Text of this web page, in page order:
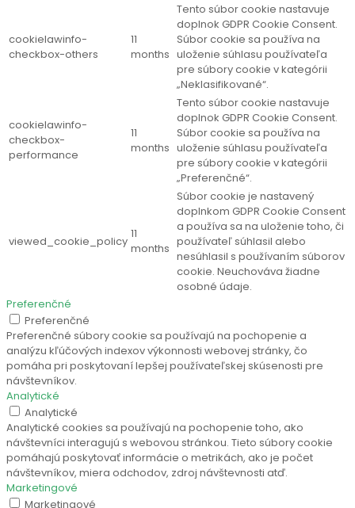
cookielawinfo-
checkbox-others
11
months
Tento súbor cookie nastavuje
doplnok GDPR Cookie Consent.
Súbor cookie sa používa na
uloženie súhlasu používateľa
pre súbory cookie v kategórii
„Neklasifikované“.
cookielawinfo-
checkbox-
performance
11
months
Tento súbor cookie nastavuje
doplnok GDPR Cookie Consent.
Súbor cookie sa používa na
uloženie súhlasu používateľa
pre súbory cookie v kategórii
„Preferenčné“.
viewed_cookie_policy
11
months
Súbor cookie je nastavený
doplnkom GDPR Cookie Consent
a používa sa na uloženie toho, či
používateľ súhlasil alebo
nesúhlasil s používaním súborov
cookie. Neuchováva žiadne
osobné údaje.
Preferenčné
Preferenčné
Preferenčné súbory cookie sa používajú na pochopenie a
analýzu kľúčových indexov výkonnosti webovej stránky, čo
pomáha pri poskytovaní lepšej používateľskej skúsenosti pre
návštevníkov.
Analytické
Analytické
Analytické cookies sa používajú na pochopenie toho, ako
návštevníci interagujú s webovou stránkou. Tieto súbory cookie
pomáhajú poskytovať informácie o metrikách, ako je počet
návštevníkov, miera odchodov, zdroj návštevnosti atď.
Marketingové
Marketingové